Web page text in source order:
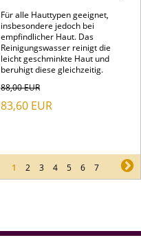
Für alle Hauttypen geeignet,
insbesondere jedoch bei
empfindlicher Haut. Das
Reinigungswasser reinigt die
leicht geschminkte Haut und
beruhigt diese gleichzeitig.
88,00EUR
83,60 EUR
1 2 3 4 5 6 7